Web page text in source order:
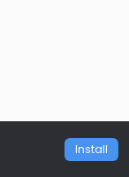
Install